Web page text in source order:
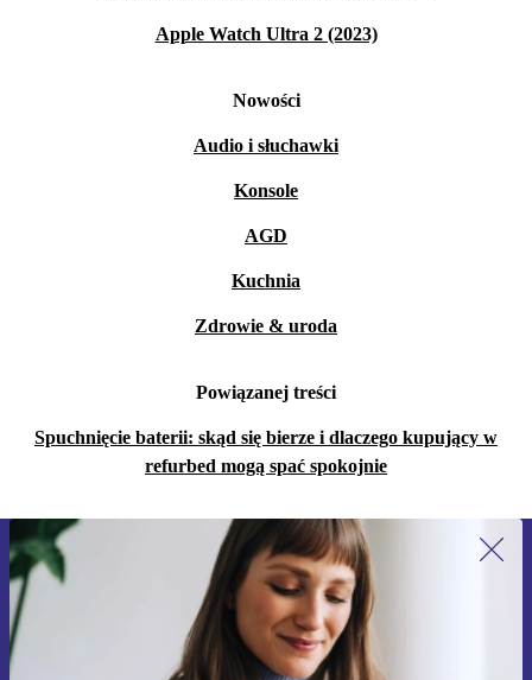
Apple Watch Ultra 2 (2023)
Nowości
Audio i słuchawki
Konsole
AGD
Kuchnia
Zdrowie & uroda
Powiązanej treści
Spuchnięcie baterii: skąd się bierze i dlaczego kupujący w
refurbed mogą spać spokojnie
Zapisz się na nasz newsletter!
Nie przegap żadnej oferty.